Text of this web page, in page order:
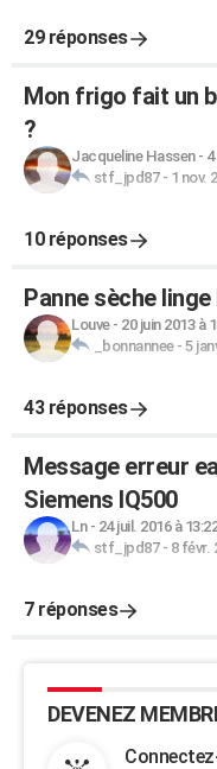
29 réponses
Mon frigo fait un
?
Jacqueline Hassen-
stf_jpd87- 1 nov.
10 réponses
Panne sèche
Louve- 20 juin 2013 à
_bonnannee- 5
43 réponses
Message erreur
Siemens IQ500
Ln- 24 juil. 2016 à 13:22
stf_jpd87- 8 févr.
7 réponses
DEVENEZ